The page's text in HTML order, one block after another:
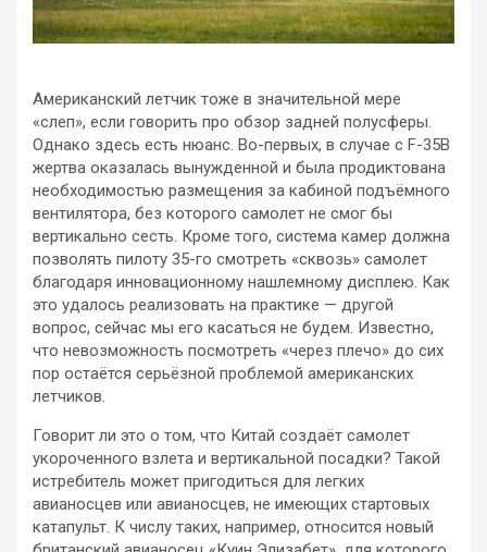
Американский летчик тоже в значительной мере
«слеп», если говорить про обзор задней полусферы.
Однако здесь есть нюанс. Во-первых, в случае с F-35B
жертва оказалась вынужденной и была продиктована
необходимостью размещения за кабиной подъёмного
вентилятора, без которого самолет не смог бы
вертикально сесть. Кроме того, система камер должна
позволять пилоту 35-го смотреть «сквозь» самолет
благодаря инновационному нашлемному дисплею. Как
это удалось реализовать на практике — другой
вопрос, сейчас мы его касаться не будем. Известно,
что невозможность посмотреть «через плечо» до сих
пор остаётся серьёзной проблемой американских
летчиков.
Говорит ли это о том, что Китай создаёт самолет
укороченного взлета и вертикальной посадки? Такой
истребитель может пригодиться для легких
авианосцев или авианосцев, не имеющих стартовых
катапульт. К числу таких, например, относится новый